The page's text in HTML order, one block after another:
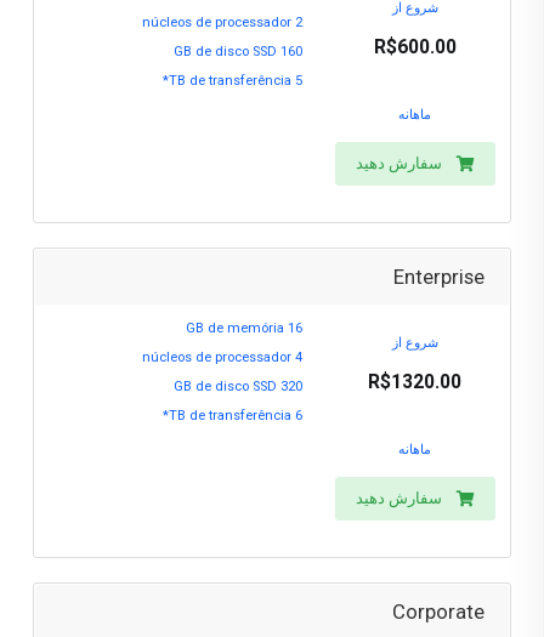
2 núcleos de processador
160 GB de disco SSD
5 TB de transferência*
شروع از
R$600.00
ماهانه
سفارش دهید
Enterprise
16 GB de memória
4 núcleos de processador
320 GB de disco SSD
6 TB de transferência*
شروع از
R$1320.00
ماهانه
سفارش دهید
Corporate